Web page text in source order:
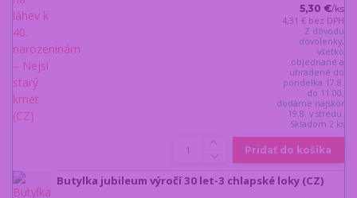
5,30 €/ks
4,31 € bez DPH
Z dôvodu
dovolenky,
všetko
objednané a
uhradené do
pondelka 17.8.
do 11:00,
dodáme najskôr
19.8. v stredu.
Skladom 2 ks
Pridať do košíka
Butylka jubileum výročí 30 let-3 chlapské loky (CZ)